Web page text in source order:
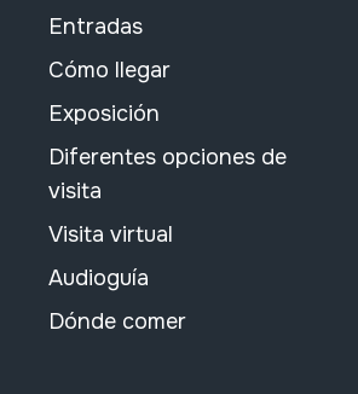
Entradas
Cómo llegar
Exposición
Diferentes opciones de
visita
Visita virtual
Audioguía
Dónde comer